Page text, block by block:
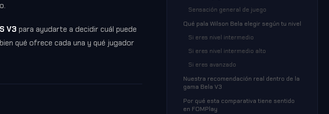
V3 para ayudarte a decidir cuál puede
qué ofrece cada una y qué jugador
Sensación general de juego
Qué pala Wilson Bela elegir según tu nivel
Si eres nivel intermedio
Si eres nivel intermedio alto
Si eres avanzado
Nuestra recomendación real dentro de la
gama Bela V3
Por qué esta comparativa tiene sentido
en FOMPlay